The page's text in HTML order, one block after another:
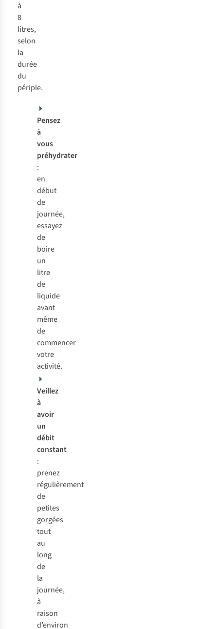
à
8
litres,
selon
la
durée
du
périple.
Pensez
à
vous
préhydrater
:
en
début
de
journée,
essayez
de
boire
un
litre
de
liquide
avant
même
de
commencer
votre
activité.
Veillez
à
avoir
un
débit
constant
:
prenez
régulièrement
de
petites
gorgées
tout
au
long
de
la
journée,
à
raison
d’environ